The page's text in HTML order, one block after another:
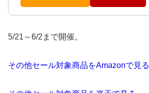
5/21～6/2まで開催。
その他セール対象商品をAmazonで見る